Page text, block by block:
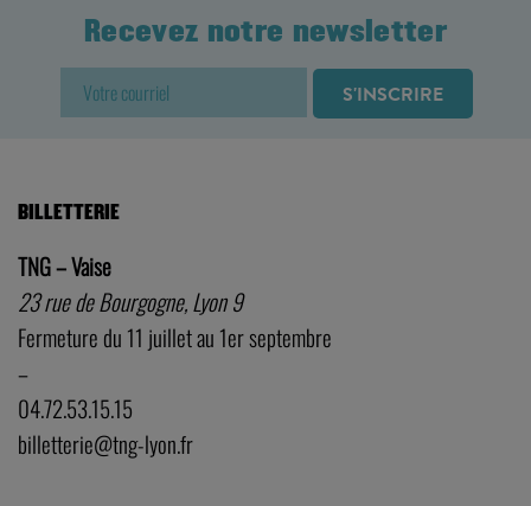
Recevez notre newsletter
BILLETTERIE
TNG – Vaise
23 rue de Bourgogne, Lyon 9
Fermeture du 11 juillet au 1er septembre
–
04.72.53.15.15
billetterie@tng-lyon.fr